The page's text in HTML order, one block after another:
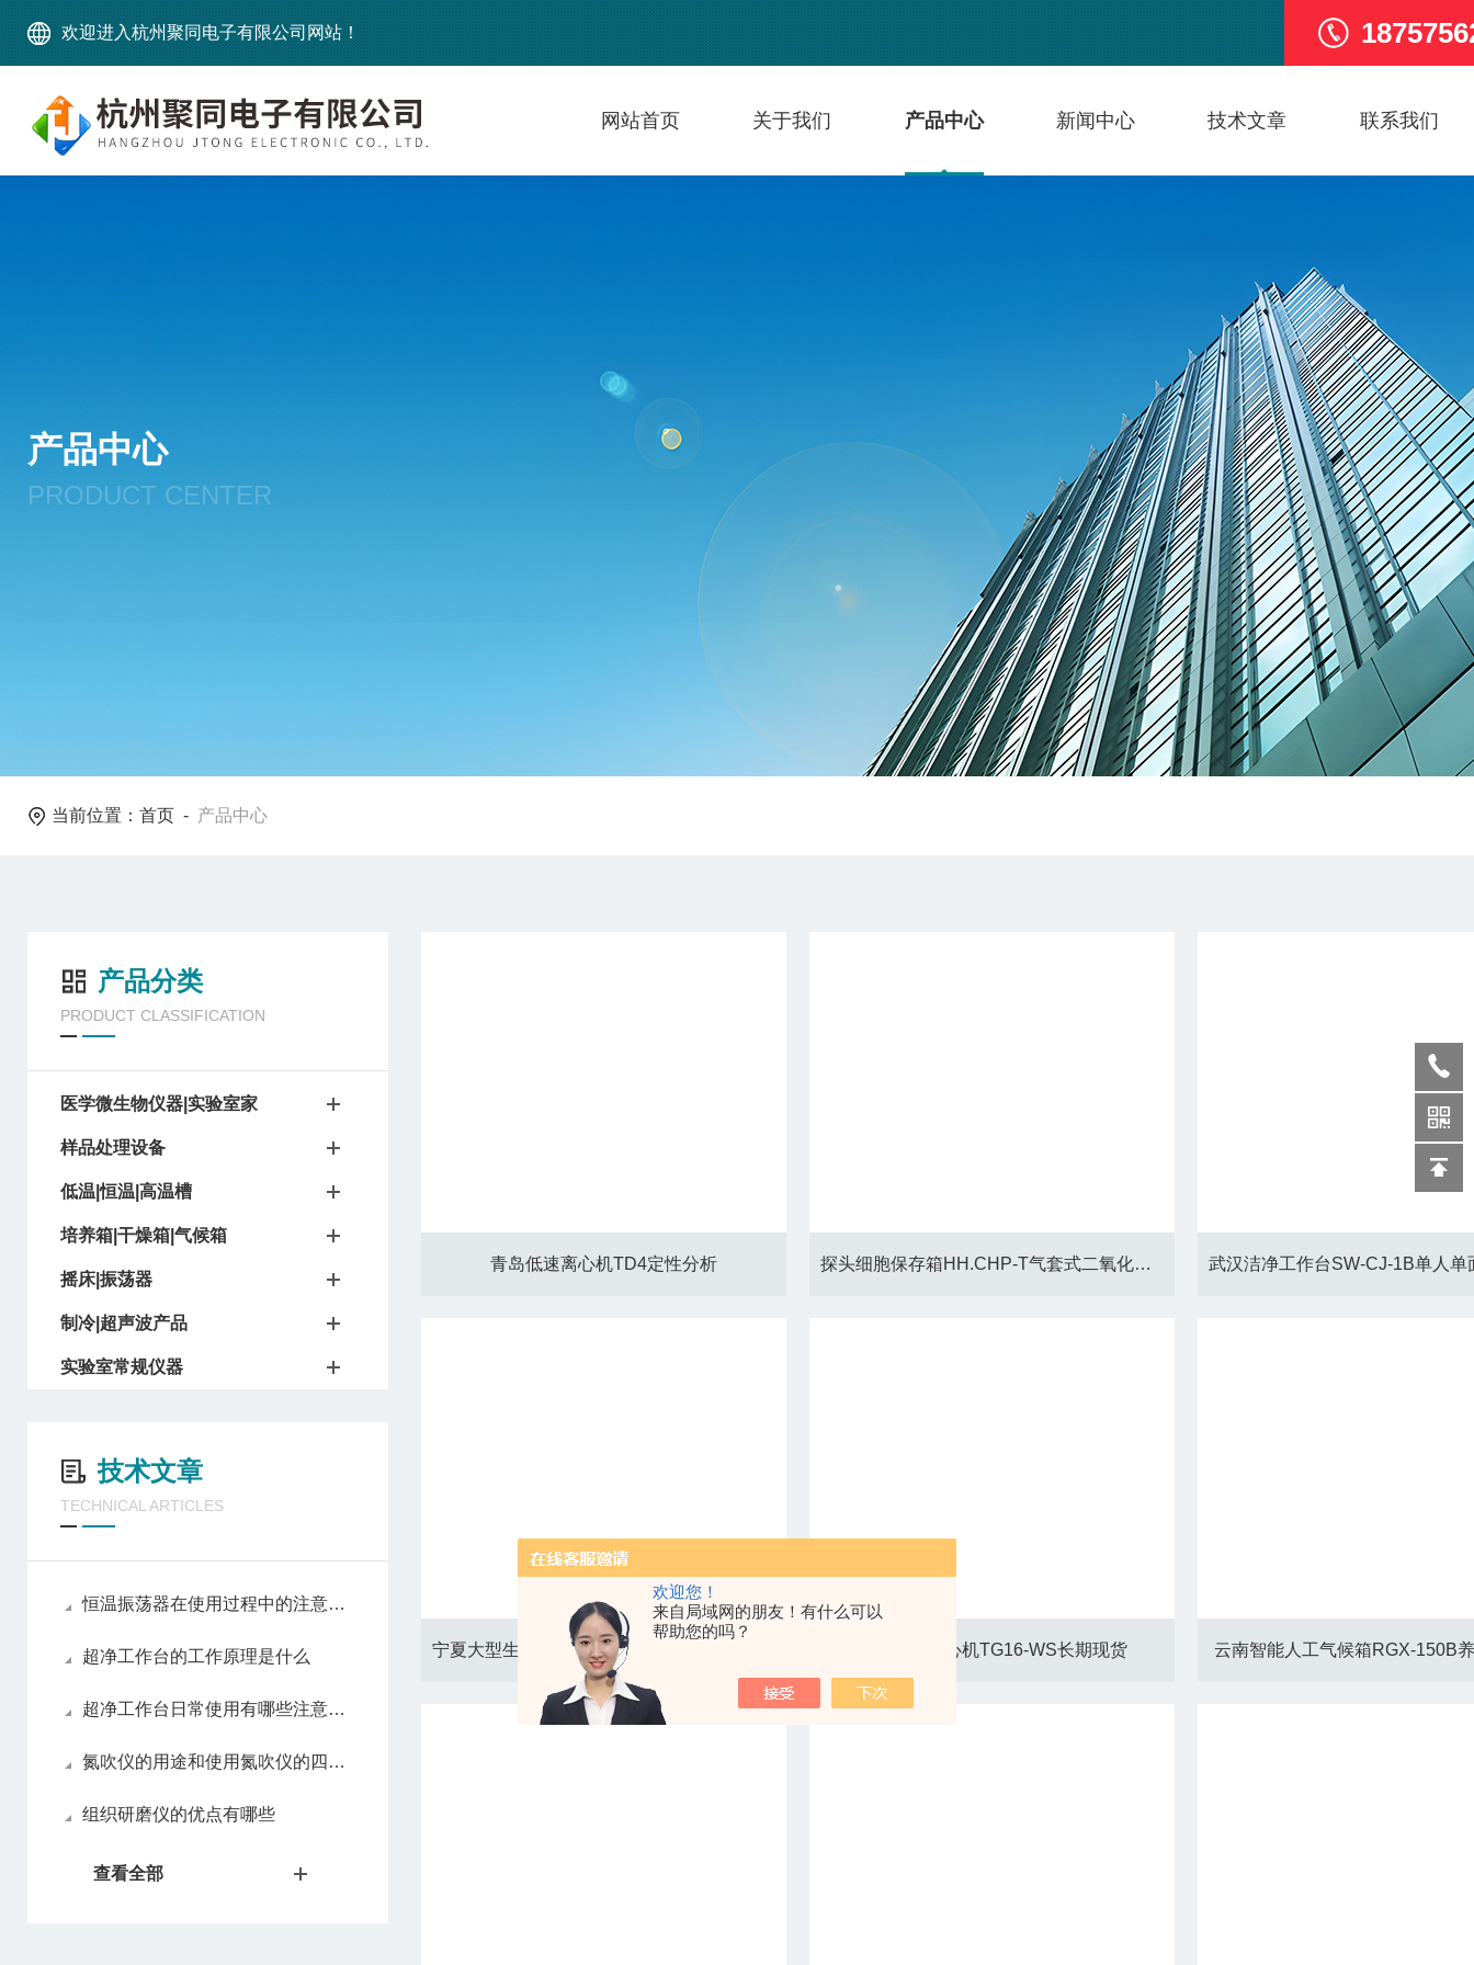
欢迎您！
来自局域网的朋友！有什么可以
帮助您的吗？
欢迎进入杭州聚同电子有限公司网站！
网站首页 关于我们 产品中心 新闻中心 技术文章 联系我们
产品中心
PRODUCT CENTER
当前位置： 首页 - 产品中心
产品分类
PRODUCT CLASSIFICATION
医学微生物仪器|实验室家
样品处理设备
低温|恒温|高温槽
培养箱|干燥箱|气候箱
摇床|振荡器
制冷|超声波产品
实验室常规仪器
技术文章
TECHNICAL ARTICLES
恒温振荡器在使用过程中的注意事项
超净工作台的工作原理是什么
超净工作台日常使用有哪些注意事项
氮吹仪的用途和使用氮吹仪的四大优势
组织研磨仪的优点有哪些
查看全部
青岛低速离心机TD4定性分析 探头细胞保存箱HH.CHP-T气套式二氧化培养箱
东营高速离心机TG16-WS长期现货 云南智能人工气候箱RGX-150B